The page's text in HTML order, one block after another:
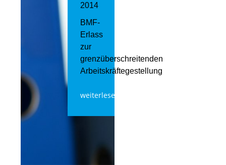
2014
BMF-
Erlass
zur
grenzüberschreitenden
Arbeitskräftegestellung
weiterlesen